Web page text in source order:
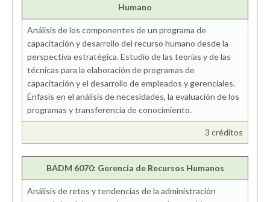
Humano
Análisis de los componentes de un programa de
capacitación y desarrollo del recurso humano desde la
perspectiva estratégica. Estudio de las teorías y de las
técnicas para la elaboración de programas de
capacitación y el desarrollo de empleados y gerenciales.
Énfasis en el análisis de necesidades, la evaluación de los
programas y transferencia de conocimiento.
3 créditos
BADM 6070: Gerencia de Recursos Humanos
Análisis de retos y tendencias de la administración